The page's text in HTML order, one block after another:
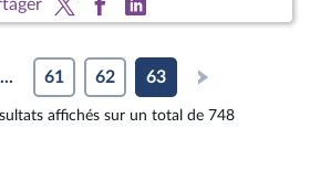
... 61 62 63
affichés sur un total de 748